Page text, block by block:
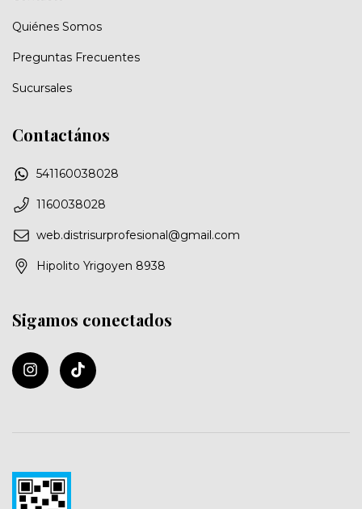
Quiénes Somos
Preguntas Frecuentes
Sucursales
Contactános
541160038028
1160038028
web.distrisurprofesional@gmail.com
Hipolito Yrigoyen 8938
Sigamos conectados